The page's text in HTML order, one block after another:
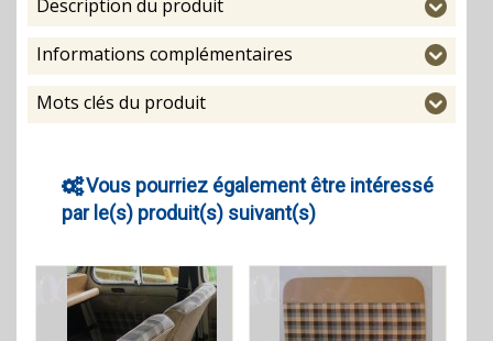
Description du produit
Informations complémentaires
Mots clés du produit
Vous pourriez également être intéressé
par le(s) produit(s) suivant(s)